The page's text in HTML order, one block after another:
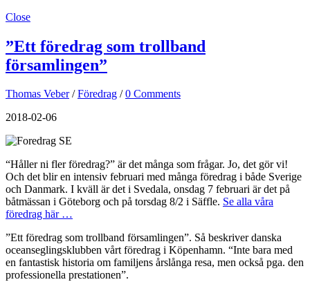
Close
”Ett föredrag som trollband
församlingen”
Thomas Veber / Föredrag / 0 Comments
2018-02-06
“Håller ni fler föredrag?” är det många som frågar. Jo, det gör vi!
Och det blir en intensiv februari med många föredrag i både Sverige
och Danmark. I kväll är det i Svedala, onsdag 7 februari är det på
båtmässan i Göteborg och på torsdag 8/2 i Säffle. Se alla våra
föredrag här …
”Ett föredrag som trollband församlingen”. Så beskriver danska
oceanseglingsklubben vårt föredrag i Köpenhamn. “Inte bara med
en fantastisk historia om familjens årslånga resa, men också pga. den
professionella prestationen”.